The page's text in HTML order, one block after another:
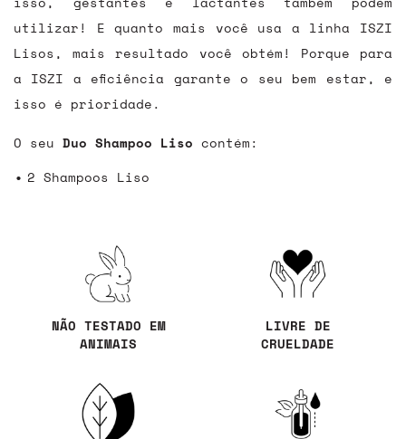
NÃO TESTADO EM
ANIMAIS
LIVRE DE
CRUELDADE
utilizar! E quanto mais você usa a linha ISZI
Lisos, mais resultado você obtém! Porque para
a ISZI a eficiência garante o seu bem estar, e
isso é prioridade.
O seu Duo Shampoo Liso contém:
2 Shampoos Liso